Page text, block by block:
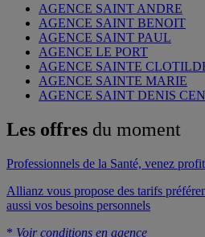
AGENCE SAINT ANDRE
AGENCE SAINT BENOIT
AGENCE SAINT PAUL
AGENCE LE PORT
AGENCE SAINTE
AGENCE SAINTE MARIE
AGENCE SAINT DENIS
Les offres du moment
Professionnels de la Santé, venez
Allianz vous propose des tarifs
aussi vos besoins personnels
* Voir conditions en agence